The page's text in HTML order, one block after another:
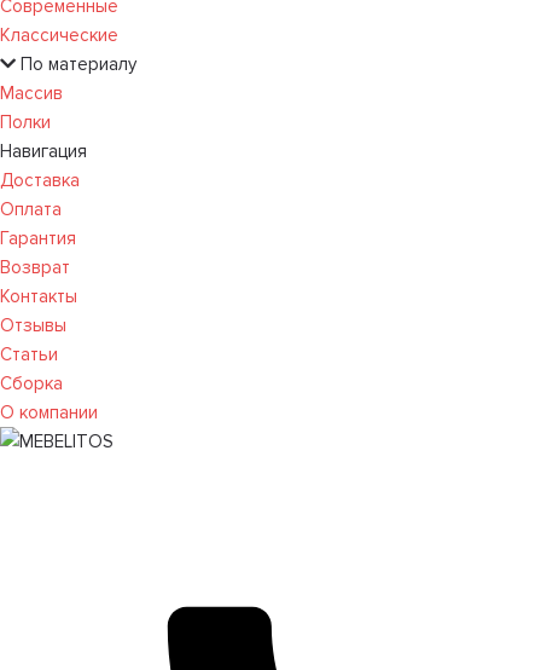
Современные
Классические
По материалу
Массив
Полки
Навигация
Доставка
Оплата
Гарантия
Возврат
Контакты
Отзывы
Статьи
Сборка
О компании